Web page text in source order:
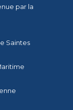
par la
Saintes